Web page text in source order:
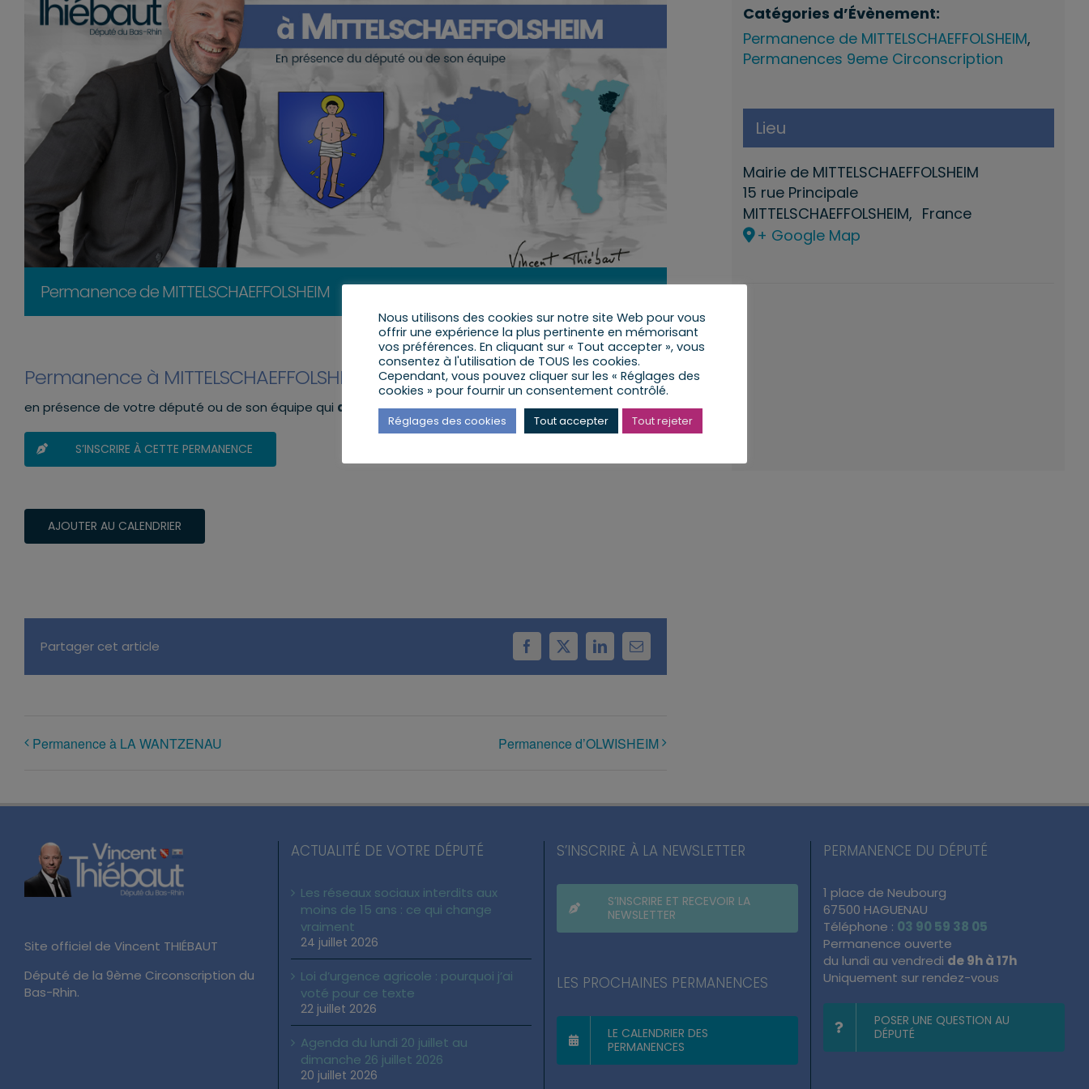
Permanence de MITTELSCHAEFFOLSHEIM
Permanence à MITTELSCHAEFFOLSHEIM
en présence de votre député ou de son équipe qui aura lieu à la Mairie de Mittelschaeffolsheim
S’INSCRIRE À CETTE PERMANENCE
AJOUTER AU CALENDRIER
Partager cet article Facebook
X LinkedInEmail
Permanence à LA WANTZENAU Permanence d’OLWISHEIM
Catégories d’Évènement:
Permanence de MITTELSCHAEFFOLSHEIM,
Permanences 9eme Circonscription
Lieu
Mairie de MITTELSCHAEFFOLSHEIM
15 rue Principale
MITTELSCHAEFFOLSHEIM, France
+ Google Map
Site officiel de Vincent THIÉBAUT
Député de la 9ème Circonscription du
Bas-Rhin.
ACTUALITÉ DE VOTRE DÉPUTÉ
Les réseaux sociaux interdits aux
moins de 15 ans : ce qui change
vraiment
24 juillet 2026
Loi d’urgence agricole : pourquoi j’ai
voté pour ce texte
22 juillet 2026
Agenda du lundi 20 juillet au
dimanche 26 juillet 2026
20 juillet 2026
S’INSCRIRE À LA NEWSLETTER
S’INSCRIRE ET RECEVOIR LA
NEWSLETTER
LES PROCHAINES PERMANENCES
LE CALENDRIER DES
PERMANENCES
PERMANENCE DU DÉPUTÉ
1 place de Neubourg
67500 HAGUENAU
Téléphone : 03 90 59 38 05
Permanence ouverte
du lundi au vendredi de 9h à 17h
Uniquement sur rendez-vous
POSER UNE QUESTION AU
DÉPUTÉ
Nous utilisons des cookies sur notre site Web pour vous
offrir une expérience la plus pertinente en mémorisant
vos préférences. En cliquant sur « Tout accepter », vous
consentez à l'utilisation de TOUS les cookies.
Cependant, vous pouvez cliquer sur les « Réglages des
cookies » pour fournir un consentement contrôlé.
Réglages des cookies Tout accepter Tout rejeter